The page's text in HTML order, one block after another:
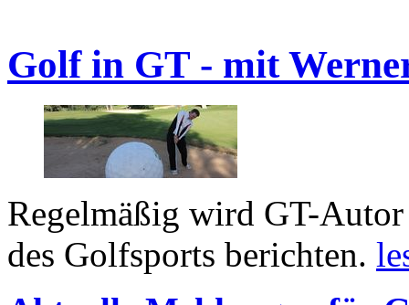
Golf in GT - mit
Regelmäßig wird GT-
des Golfsports berichten.